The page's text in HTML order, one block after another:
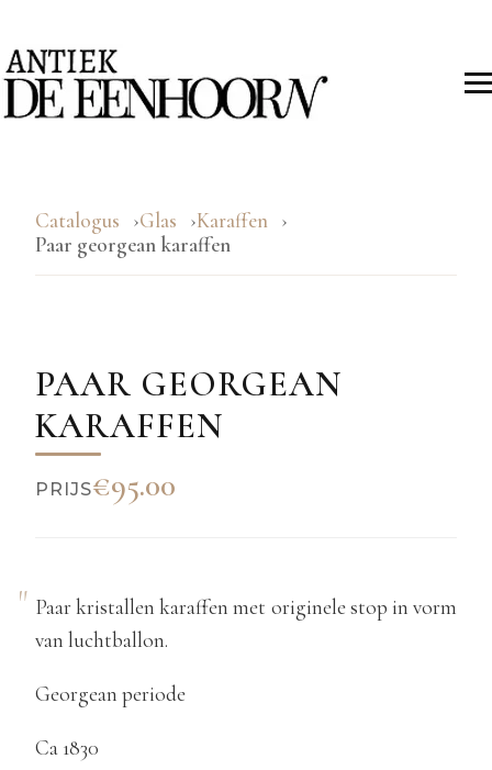
Catalogus Glas
Karaffen
Paar georgean karaffen
PAAR GEORGEAN
KARAFFEN
PRIJS€95.00
Paar kristallen karaffen met originele stop in vorm
van luchtballon.
Georgean periode
Ca 1830